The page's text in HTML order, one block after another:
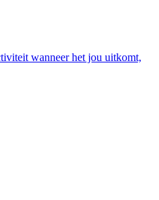
wanneer het jou uitkomt,